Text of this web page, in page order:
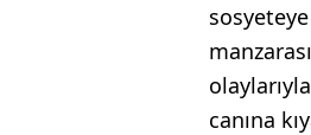
canına